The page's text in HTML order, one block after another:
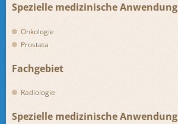
Spezielle medizinische Anwendung
Onkologie
Prostata
Fachgebiet
Radiologie
Spezielle medizinische Anwendung